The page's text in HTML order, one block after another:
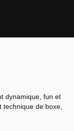
dynamique, fun et
de boxe,